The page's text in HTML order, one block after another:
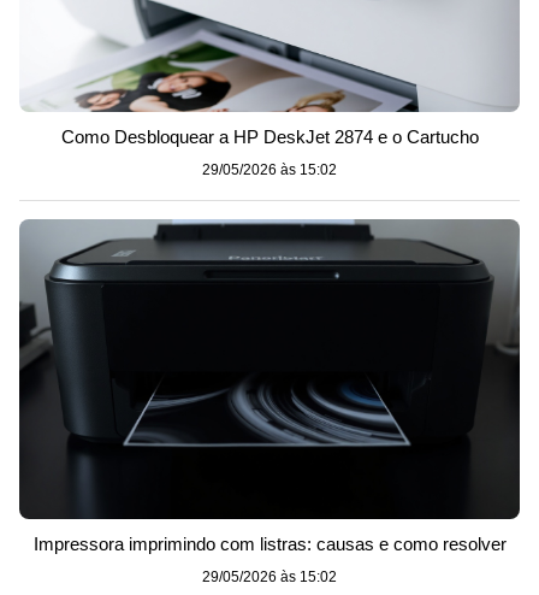
Como Desbloquear a HP DeskJet 2874 e o Cartucho
29/05/2026 às 15:02
Impressora imprimindo com listras: causas e como resolver
29/05/2026 às 15:02